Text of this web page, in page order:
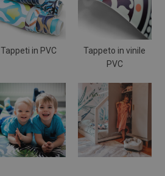
Tappeti in PVC
Tappeto in vinile
PVC